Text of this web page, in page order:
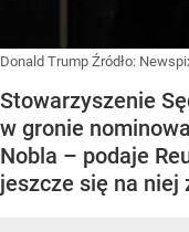
Donald Trump Źródło:
Stowarzyszenie
w gronie
Nobla – podaje
jeszcze się na niej